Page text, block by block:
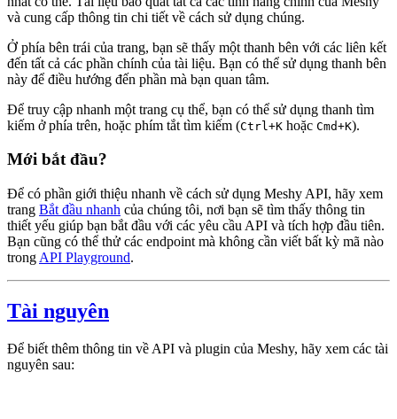
và cung cấp thông tin chi tiết về cách sử dụng chúng.
Ở phía bên trái của trang, bạn sẽ thấy một thanh bên với các liên kết
đến tất cả các phần chính của tài liệu. Bạn có thể sử dụng thanh bên
này để điều hướng đến phần mà bạn quan tâm.
Để truy cập nhanh một trang cụ thể, bạn có thể sử dụng thanh tìm
kiếm ở phía trên, hoặc phím tắt tìm kiếm (Ctrl+K hoặc Cmd+K).
Mới bắt đầu?
Để có phần giới thiệu nhanh về cách sử dụng Meshy API, hãy xem
trang Bắt đầu nhanh của chúng tôi, nơi bạn sẽ tìm thấy thông tin
thiết yếu giúp bạn bắt đầu với các yêu cầu API và tích hợp đầu tiên.
Bạn cũng có thể thử các endpoint mà không cần viết bất kỳ mã nào
trong API Playground.
Tài nguyên
Để biết thêm thông tin về API và plugin của Meshy, hãy xem các tài
nguyên sau: